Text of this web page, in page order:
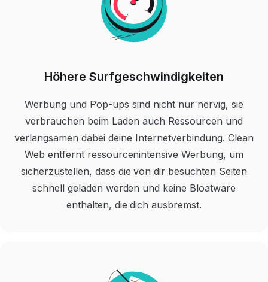
Höhere Surfgeschwindigkeiten
Werbung und Pop-ups sind nicht nur nervig, sie
verbrauchen beim Laden auch Ressourcen und
verlangsamen dabei deine Internetverbindung. Clean
Web entfernt ressourcenintensive Werbung, um
sicherzustellen, dass die von dir besuchten Seiten
schnell geladen werden und keine Bloatware
enthalten, die dich ausbremst.